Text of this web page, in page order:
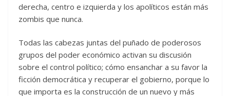
derecha, centro e izquierda y los apolíticos están más
zombis que nunca.
Todas las cabezas juntas del puñado de poderosos
grupos del poder económico activan su discusión
sobre el control político; cómo ensanchar a su favor la
ficción democrática y recuperar el gobierno, porque lo
que importa es la construcción de un nuevo y más